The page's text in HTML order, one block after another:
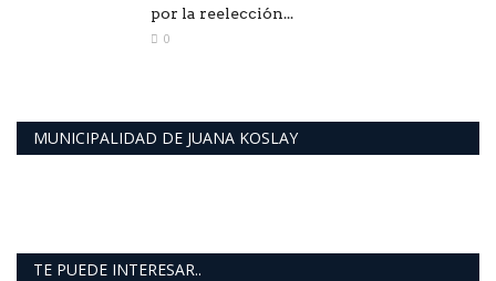
por la reelección...
0
MUNICIPALIDAD DE JUANA KOSLAY
TE PUEDE INTERESAR..